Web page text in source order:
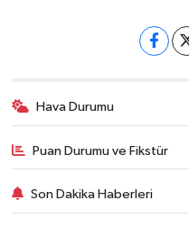
Hava Durumu
Puan Durumu ve Fikstür
Son Dakika Haberleri